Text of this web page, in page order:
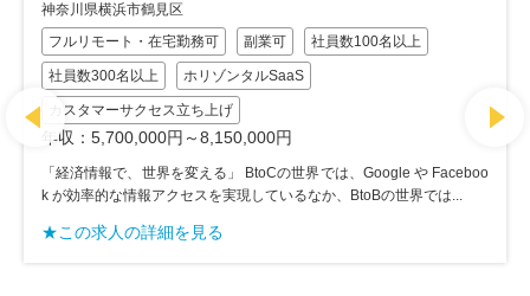
神奈川県横浜市鶴見区
フルリモート・在宅勤務可
副業可 社員数100名以上
社員数300名以上 ホリゾンタルSaaS
オンボーディング業務中心
年収：5,100,000円～8,150,000円
「経済情報で、世界を変える」 BtoCの世界では、Google や Faceboo
k が効率的な情報アクセスを実現しているなか、BtoBの世界では...
★この求人の詳細を見る